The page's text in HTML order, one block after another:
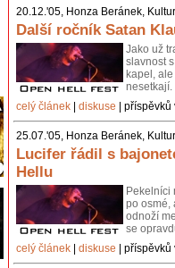
20.12.'05, Honza Beránek,
Další ročník Satan
Jako už
slavnost
kapel,
nesetkají.
celý článek
diskuse |
25.07.'05, Honza Beránek,
Lucifer řádil s
Hellu
Pekelníci
po osmé,
odnoží
se
celý článek
diskuse |